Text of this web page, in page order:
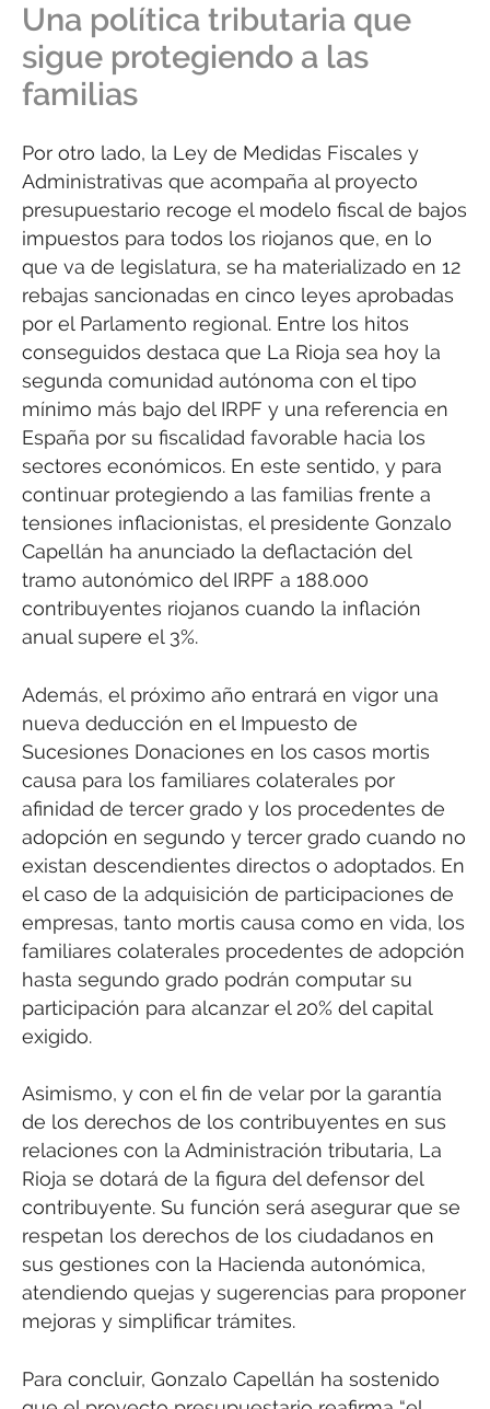
Una política tributaria que
sigue protegiendo a las
familias
Por otro lado, la Ley de Medidas Fiscales y
Administrativas que acompaña al proyecto
presupuestario recoge el modelo fiscal de bajos
impuestos para todos los riojanos que, en lo
que va de legislatura, se ha materializado en 12
rebajas sancionadas en cinco leyes aprobadas
por el Parlamento regional. Entre los hitos
conseguidos destaca que La Rioja sea hoy la
segunda comunidad autónoma con el tipo
mínimo más bajo del IRPF y una referencia en
España por su fiscalidad favorable hacia los
sectores económicos. En este sentido, y para
continuar protegiendo a las familias frente a
tensiones inflacionistas, el presidente Gonzalo
Capellán ha anunciado la deflactación del
tramo autonómico del IRPF a 188.000
contribuyentes riojanos cuando la inflación
anual supere el 3%.
Además, el próximo año entrará en vigor una
nueva deducción en el Impuesto de
Sucesiones Donaciones en los casos mortis
causa para los familiares colaterales por
afinidad de tercer grado y los procedentes de
adopción en segundo y tercer grado cuando no
existan descendientes directos o adoptados. En
el caso de la adquisición de participaciones de
empresas, tanto mortis causa como en vida, los
familiares colaterales procedentes de adopción
hasta segundo grado podrán computar su
participación para alcanzar el 20% del capital
exigido.
Asimismo, y con el fin de velar por la garantía
de los derechos de los contribuyentes en sus
relaciones con la Administración tributaria, La
Rioja se dotará de la figura del defensor del
contribuyente. Su función será asegurar que se
respetan los derechos de los ciudadanos en
sus gestiones con la Hacienda autonómica,
atendiendo quejas y sugerencias para proponer
mejoras y simplificar trámites.
Para concluir, Gonzalo Capellán ha sostenido